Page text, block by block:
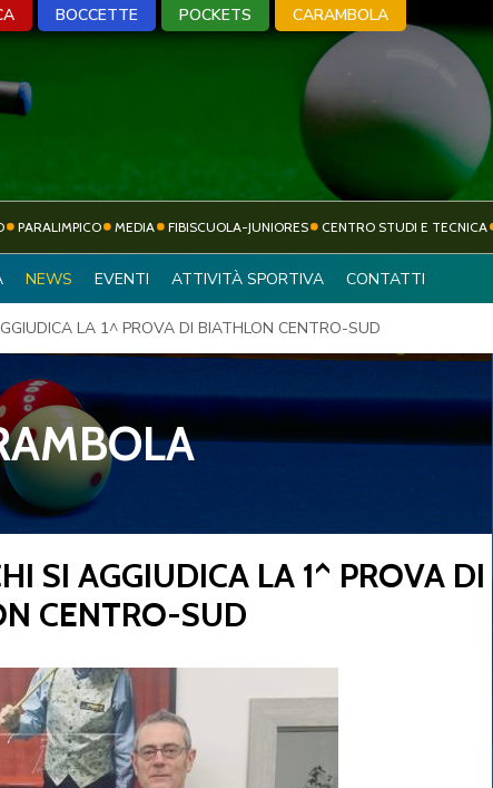
SPORTIVE
ATTIVITÀ
SPORTIVA
STUDI E
BOCCETTE CARAMBOLA
BOCCETTE POCKETS CARAMBOLA
PARALIMPICO MEDIA FIBISCUOLA-JUNIORES CENTRO STUDI E TECNICA
NEWS EVENTI ATTIVITÀ SPORTIVA CONTATTI
LA 1^ PROVA DI BIATHLON CENTRO-SUD
SI AGGIUDICA LA 1^ PROVA DI
CENTRO-SUD